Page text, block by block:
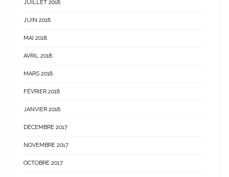
JUILLET 2018
JUIN 2018
MAI 2018
AVRIL 2018
MARS 2018
FÉVRIER 2018
JANVIER 2018
DÉCEMBRE 2017
NOVEMBRE 2017
OCTOBRE 2017